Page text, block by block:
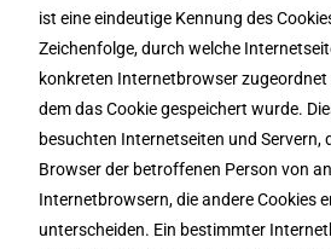
ist eine eindeutige Kennung des
Zeichenfolge, durch welche
konkreten Internetbrowser zugeordnet
dem das Cookie gespeichert wurde.
besuchten Internetseiten und Servern,
Browser der betroffenen Person von
Internetbrowsern, die andere Cookies
unterscheiden. Ein bestimmter